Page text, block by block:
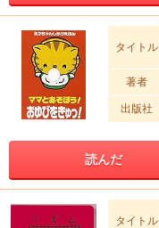
タイトル
著者
出版社
読んだ
タイトル